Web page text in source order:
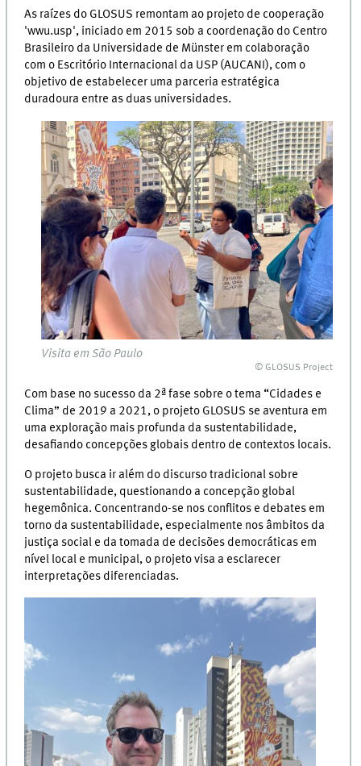
As raízes do GLOSUS remontam ao projeto de cooperação
'wwu.usp', iniciado em 2015 sob a coordenação do Centro
Brasileiro da Universidade de Münster em colaboração
com o Escritório Internacional da USP (AUCANI), com o
objetivo de estabelecer uma parceria estratégica
duradoura entre as duas universidades.
Visita em São Paulo
© GLOSUS Project
Com base no sucesso da 2ª fase sobre o tema “Cidades e
Clima” de 2019 a 2021, o projeto GLOSUS se aventura em
uma exploração mais profunda da sustentabilidade,
desafiando concepções globais dentro de contextos locais.
O projeto busca ir além do discurso tradicional sobre
sustentabilidade, questionando a concepção global
hegemônica. Concentrando-se nos conflitos e debates em
torno da sustentabilidade, especialmente nos âmbitos da
justiça social e da tomada de decisões democráticas em
nível local e municipal, o projeto visa a esclarecer
interpretações diferenciadas.